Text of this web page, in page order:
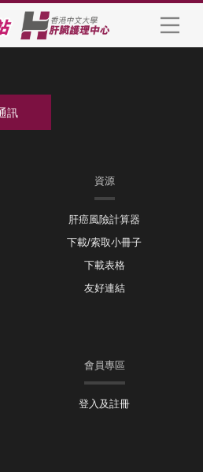
資源
肝癌風險計算器
下載/索取小冊子
下載表格
友好連結
會員專區
登入及註冊